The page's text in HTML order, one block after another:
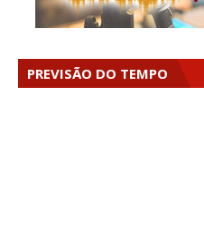
PREVISÃO DO TEMPO